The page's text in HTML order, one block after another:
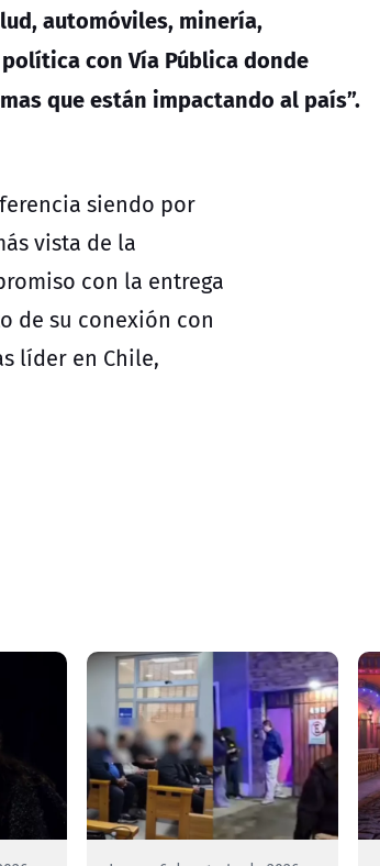
automóviles, minería,
con Vía Pública donde
que están impactando al país”.
siendo por
vista de la
con la entrega
de su conexión con
líder en Chile,